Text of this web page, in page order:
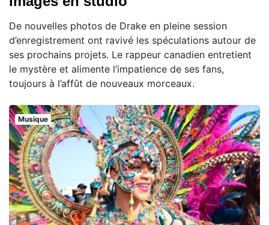
De nouvelles photos de Drake en pleine session
d’enregistrement ont ravivé les spéculations autour de
ses prochains projets. Le rappeur canadien entretient
le mystère et alimente l’impatience de ses fans,
toujours à l’affût de nouveaux morceaux.
Musique